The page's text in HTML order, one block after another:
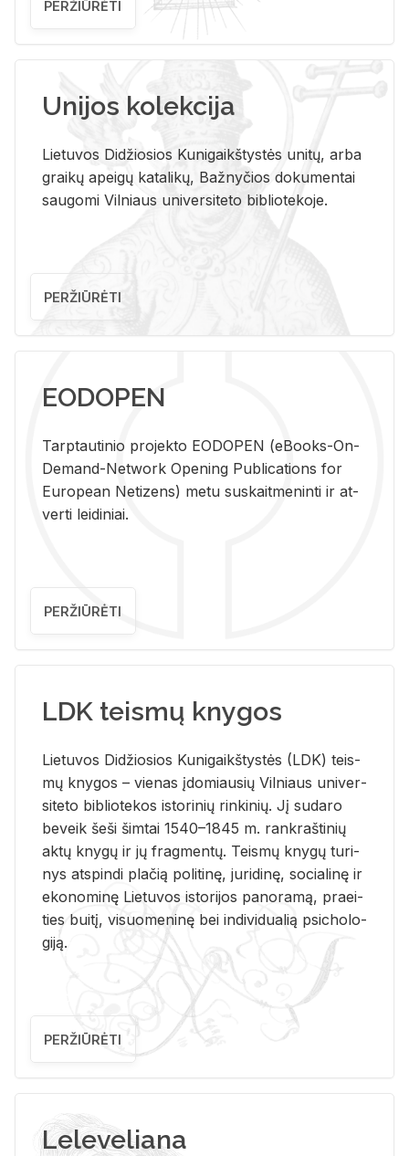
PERŽIŪRĖTI
Unijos kolekcija
Lietuvos Didžiosios Kunigaikštystės unitų, arba
graikų apeigų katalikų, Bažnyčios dokumentai
saugomi Vilniaus universiteto bibliotekoje.
PERŽIŪRĖTI
EODOPEN
Tarp­tau­ti­nio pro­jek­to EO­DO­PEN (eBo­oks-On-
De­mand-Ne­twork Ope­ning Pub­li­ca­tions for
Eu­ro­pe­an Ne­ti­zens) metu su­skait­me­nin­ti ir at­
ver­ti lei­di­niai.
PERŽIŪRĖTI
LDK teismų knygos
Lie­tu­vos Di­džio­sios Ku­ni­gaikš­tys­tės (LDK) teis­
mų kny­gos – vie­nas įdo­miau­sių Vil­niaus uni­ver­
si­te­to bi­b­lio­te­kos is­to­ri­nių rin­ki­nių. Jį su­da­ro
be­veik šeši šim­tai 1540–1845 m. rank­raš­ti­nių
aktų kny­gų ir jų frag­men­tų. Teis­mų kny­gų tu­ri­
nys at­spin­di pla­čią po­li­ti­nę, ju­ri­di­nę, so­cia­li­nę ir
eko­no­mi­nę Lie­tu­vos is­to­ri­jos pa­no­ra­mą, pra­ei­
ties bui­tį, vi­suo­me­ni­nę bei in­di­vi­dua­lią psi­cho­lo­
gi­ją.
PERŽIŪRĖTI
Leleveliana